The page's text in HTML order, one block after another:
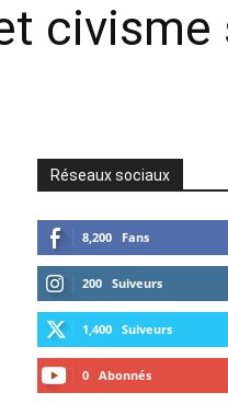
civisme
Réseaux sociaux
8,200 Fans
200 Suiveurs
1,400 Suiveurs
0 Abonnés